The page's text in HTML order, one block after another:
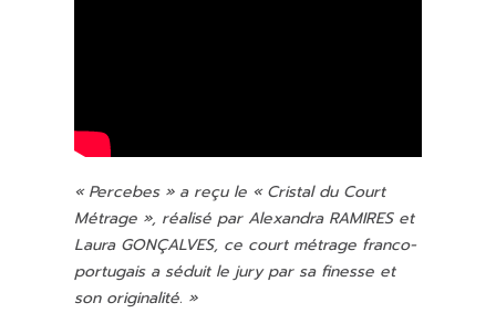
« Percebes » areçu le « Cristal du Court
Métrage », réalisé par Alexandra RAMIRES et
Laura GONÇALVES, ce court métrage franco-
portugais a séduit le jury par sa finesse et
son originalité. »